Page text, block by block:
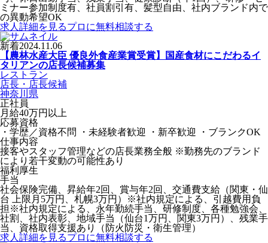
ミナー参加制度有、社員割引有、髪型自由、社内ブランド内で
の異動希望OK
求人詳細を見るプロに無料相談する
新着2024.11.06
【農林水産大臣 優良外食産業賞受賞】国産食材にこだわるイ
タリアンの店長候補募集
レストラン
店長・店長候補
神奈川県
正社員
月給40万円以上
応募資格
・学歴／資格不問 ・未経験者歓迎 ・新卒歓迎 ・ブランクOK
仕事内容
接客やスタッフ管理などの店長業務全般 ※勤務先のブランド
により若干変動の可能性あり
福利厚生
手当
社会保険完備、昇給年2回、賞与年2回、交通費支給（関東・仙
台 上限月5万円、札幌3万円）※社内規定による、引越費用負
担※社内規定による、永年勤続手当、研修制度、各種勉強会、
社割、社内表彰、地域手当（仙台1万円、関東3万円）、残業手
当、資格取得支援あり（防火防災・衛生管理）
求人詳細を見るプロに無料相談する